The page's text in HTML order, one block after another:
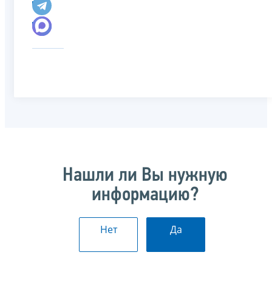
Нашли ли Вы нужную
информацию?
Нет Да